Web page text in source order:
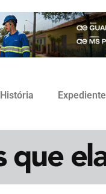
História Expediente